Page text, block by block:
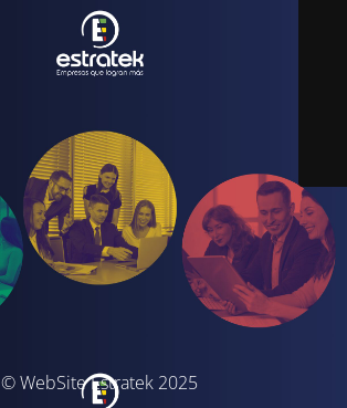
© WebSite Estratek 2025